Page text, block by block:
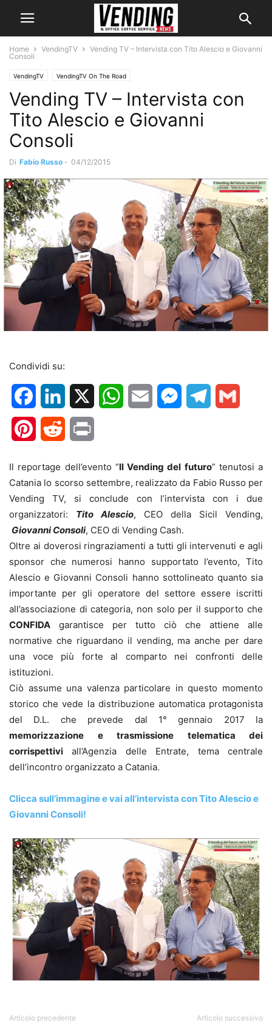
Home VendingTV
Vending TV – Intervista con Tito Alescio e Giovanni
Consoli
VendingTV VendingTV On The Road
Vending TV – Intervista con
Tito Alescio e Giovanni
Consoli
Di Fabio Russo - 04/12/2015
Condividi su:
FacebookLinkedIn WhatsApp
Email MessengerTelegram
PinterestReddit
Il reportage dell’evento “Il Vending del futuro” tenutosi a
Catania lo scorso settembre, realizzato da Fabio Russo per
Vending TV, si conclude con l’intervista con i due
organizzatori: Tito Alescio, CEO della Sicil Vending,
Giovanni Consoli, CEO di Vending Cash.
Oltre ai doverosi ringraziamenti a tutti gli intervenuti e agli
sponsor che numerosi hanno supportato l’evento, Tito
Alescio e Giovanni Consoli hanno sottolineato quanto sia
importante per gli operatore del settore essere iscritti
all’associazione di categoria, non solo per il supporto che
CONFIDA garantisce per tutto ciò che attiene alle
normative che riguardano il vending, ma anche per dare
una voce più forte al comparto nei confronti delle
istituzioni.
Ciò assume una valenza particolare in questo momento
storico che vede la distribuzione automatica protagonista
del D.L. che prevede dal 1° gennaio 2017 la
memorizzazione e trasmissione telematica dei
corrispettivi all’Agenzia delle Entrate, tema centrale
dell’incontro organizzato a Catania.
Clicca sull’immagine e vai all’intervista con Tito Alescio e
Giovanni Consoli!
Articolo precedente Articolo successivo